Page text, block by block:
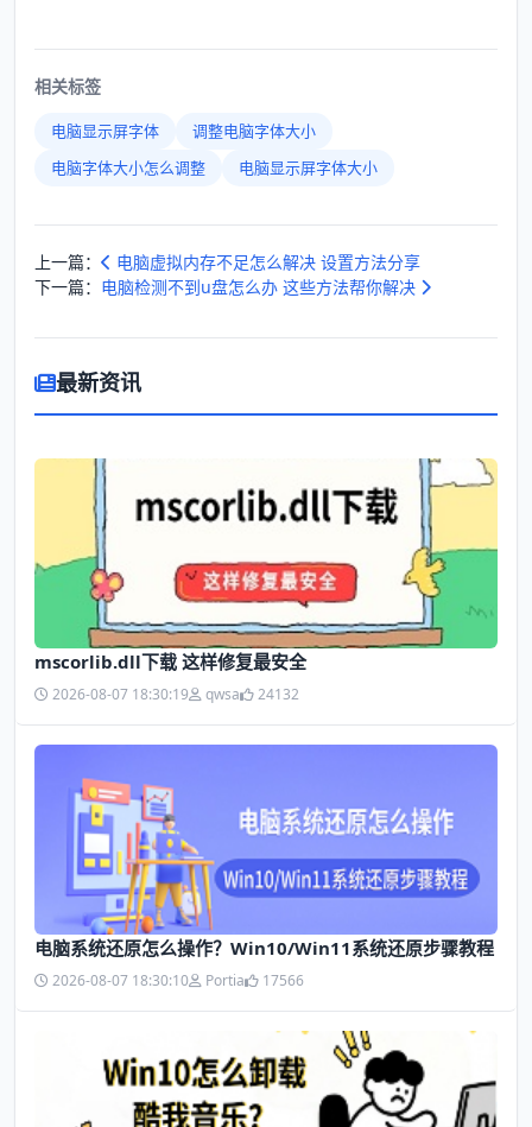
相关标签
电脑显示屏字体
调整电脑字体大小
电脑字体大小怎么调整
电脑显示屏字体大小
上一篇：
电脑虚拟内存不足怎么解决 设置方法分享
下一篇： 电脑检测不到u盘怎么办 这些方法帮你解决
最新资讯
mscorlib.dll下载 这样修复最安全
2026-08-07 18:30:19 qwsa 24132
电脑系统还原怎么操作？Win10/Win11系统还原步骤教程
2026-08-07 18:30:10 Portia 17566